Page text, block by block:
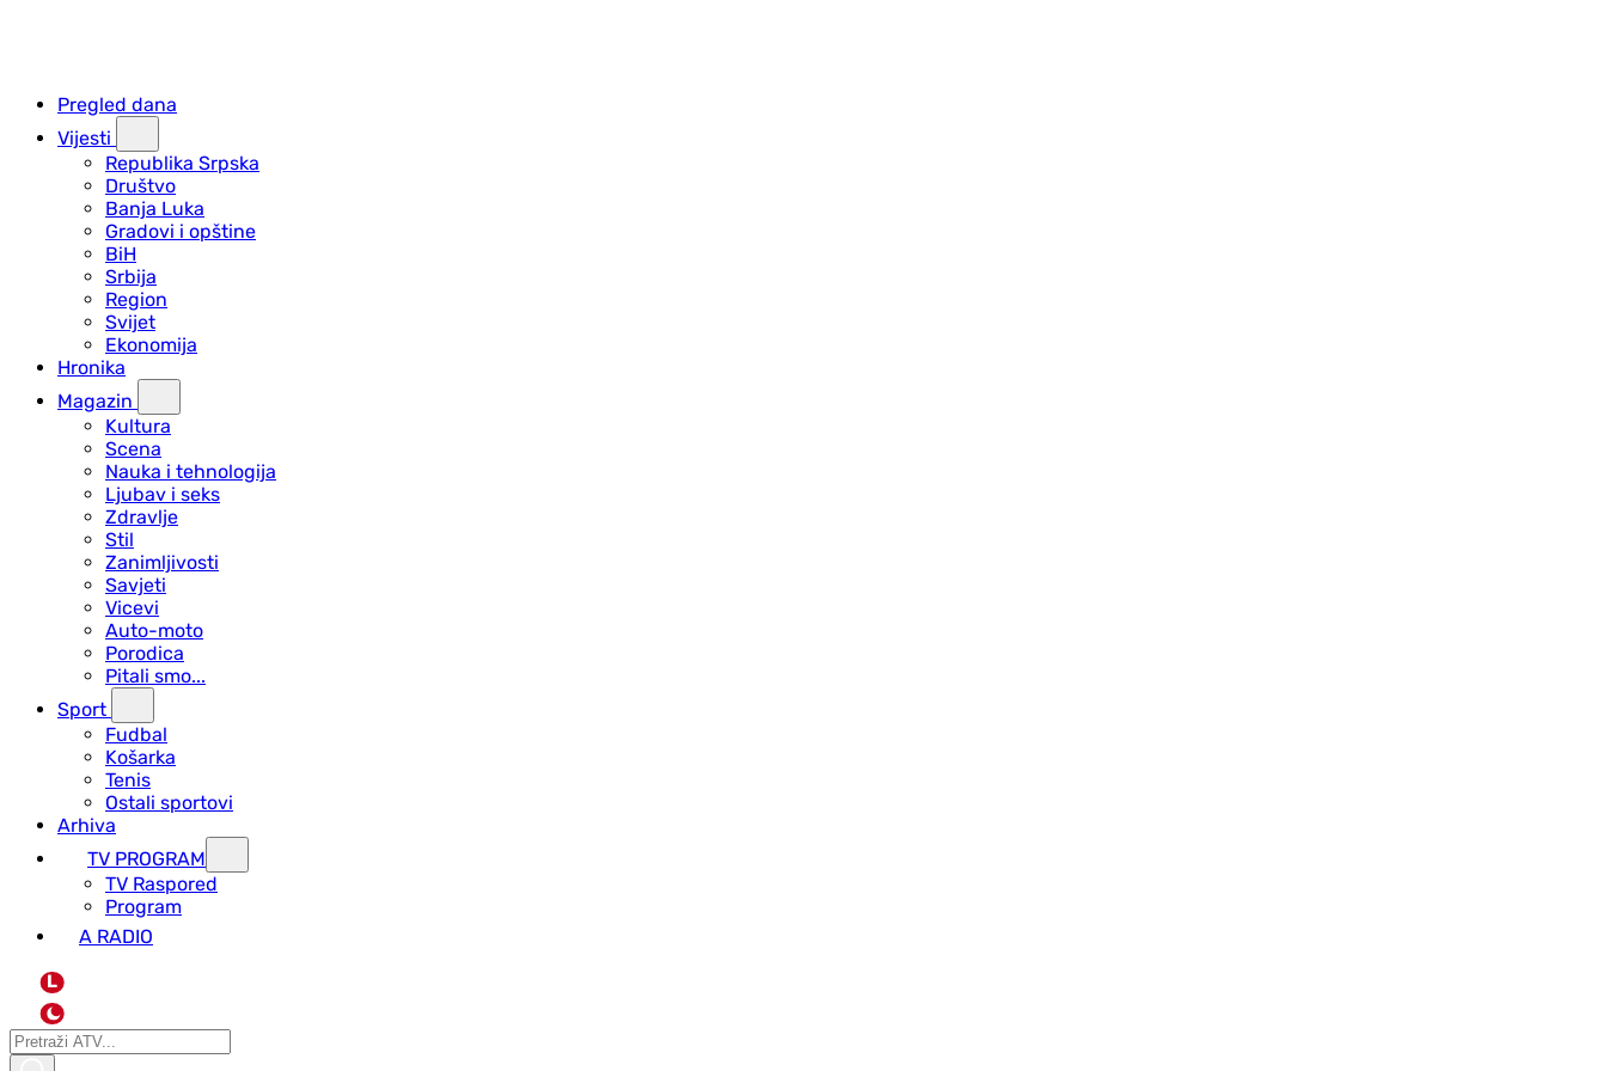
Pregled dana
Vijesti
Republika Srpska
Društvo
Banja Luka
Gradovi i opštine
BiH
Srbija
Region
Svijet
Ekonomija
Hronika
Magazin
Kultura
Scena
Nauka i tehnologija
Ljubav i seks
Zdravlje
Stil
Zanimljivosti
Savjeti
Vicevi
Auto-moto
Porodica
Pitali smo...
Sport
Fudbal
Košarka
Tenis
Ostali sportovi
Arhiva
TV PROGRAM
ТV Raspored
Program
A RADIO
L